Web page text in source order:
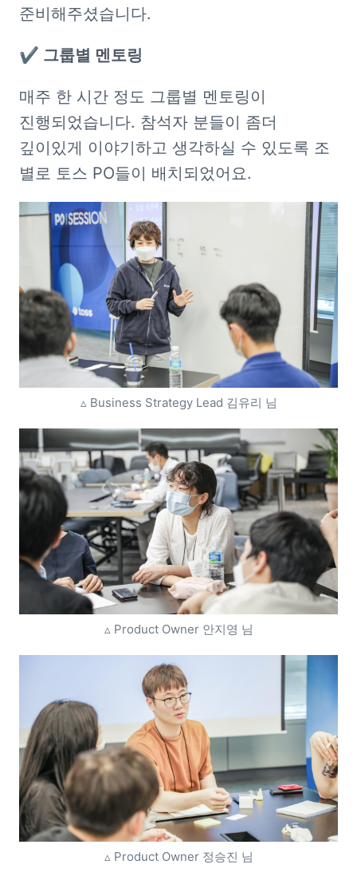
준비해주셨습니다.
✔️ 그룹별 멘토링
매주 한 시간 정도 그룹별 멘토링이
진행되었습니다. 참석자 분들이 좀더
깊이있게 이야기하고 생각하실 수 있도록 조
별로 토스 PO들이 배치되었어요.
▵ Business Strategy Lead 김유리 님
▵ Product Owner 안지영 님
▵ Product Owner 정승진 님